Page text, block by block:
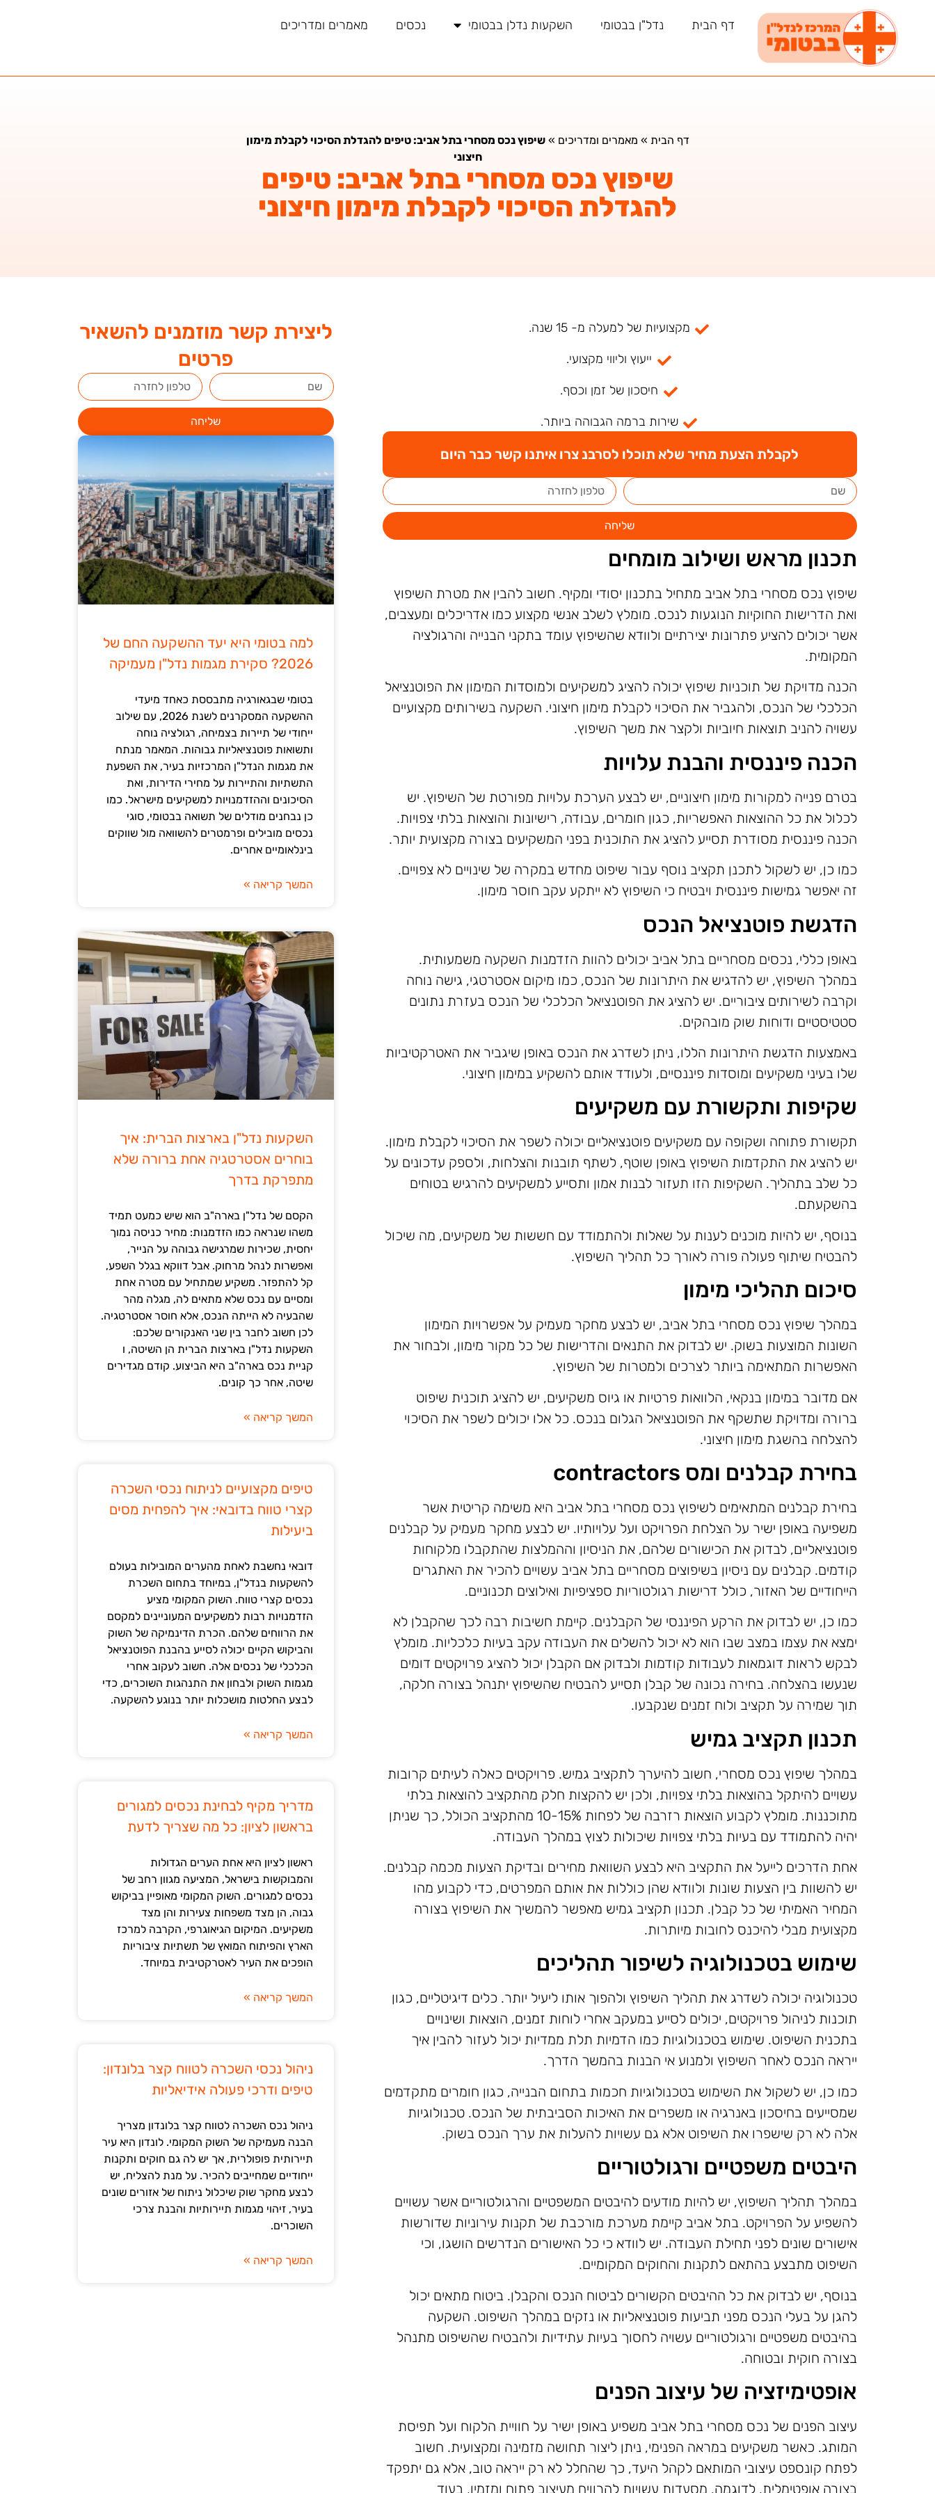
דף הבית נדל"ן בבטומי השקעות נדלן בבטומי נכסים מאמרים ומדריכים
דף הבית » מאמרים ומדריכים »שיפוץ נכס מסחרי בתל אביב: טיפים להגדלת הסיכוי לקבלת מימון
חיצוני
שיפוץ נכס מסחרי בתל אביב: טיפים
להגדלת הסיכוי לקבלת מימון חיצוני
ליצירת קשר מוזמנים להשאיר
פרטים
שליחה
למה בטומי היא יעד ההשקעה החם של
2026? סקירת מגמות נדל"ן מעמיקה
בטומי שבגאורגיה מתבססת כאחד מיעדי
ההשקעה המסקרנים לשנת 2026, עם שילוב
ייחודי של תיירות בצמיחה, רגולציה נוחה
ותשואות פוטנציאליות גבוהות. המאמר מנתח
את מגמות הנדל"ן המרכזיות בעיר, את השפעת
התשתיות והתיירות על מחירי הדירות, ואת
הסיכונים וההזדמנויות למשקיעים מישראל. כמו
כן נבחנים מודלים של תשואה בבטומי, סוגי
נכסים מובילים ופרמטרים להשוואה מול שווקים
בינלאומיים אחרים.
המשך קריאה »
השקעות נדל"ן בארצות הברית: איך
בוחרים אסטרטגיה אחת ברורה שלא
מתפרקת בדרך
הקסם של נדל"ן בארה"ב הוא שיש כמעט תמיד
משהו שנראה כמו הזדמנות: מחיר כניסה נמוך
יחסית, שכירות שמרגישה גבוהה על הנייר,
ואפשרות לנהל מרחוק. אבל דווקא בגלל השפע,
קל להתפזר. משקיע שמתחיל עם מטרה אחת
ומסיים עם נכס שלא מתאים לה, מגלה מהר
שהבעיה לא הייתה הנכס, אלא חוסר אסטרטגיה.
לכן חשוב לחבר בין שני האנקורים שלכם:
השקעות נדל"ן בארצות הברית הן השיטה, ו
קניית נכס בארה"ב היא הביצוע. קודם מגדירים
שיטה, אחר כך קונים.
המשך קריאה »
טיפים מקצועיים לניתוח נכסי השכרה
קצרי טווח בדובאי: איך להפחית מסים
ביעילות
דובאי נחשבת לאחת מהערים המובילות בעולם
להשקעות בנדל"ן, במיוחד בתחום השכרת
נכסים קצרי טווח. השוק המקומי מציע
הזדמנויות רבות למשקיעים המעוניינים למקסם
את הרווחים שלהם. הכרת הדינמיקה של השוק
והביקוש הקיים יכולה לסייע בהבנת הפוטנציאל
הכלכלי של נכסים אלה. חשוב לעקוב אחרי
מגמות השוק ולבחון את התנהגות השוכרים, כדי
לבצע החלטות מושכלות יותר בנוגע להשקעה.
המשך קריאה »
מדריך מקיף לבחינת נכסים למגורים
בראשון לציון: כל מה שצריך לדעת
ראשון לציון היא אחת הערים הגדולות
והמבוקשות בישראל, המציעה מגוון רחב של
נכסים למגורים. השוק המקומי מאופיין בביקוש
גבוה, הן מצד משפחות צעירות והן מצד
משקיעים. המיקום הגיאוגרפי, הקרבה למרכז
הארץ והפיתוח המואץ של תשתיות ציבוריות
הופכים את העיר לאטרקטיבית במיוחד.
המשך קריאה »
ניהול נכסי השכרה לטווח קצר בלונדון:
טיפים ודרכי פעולה אידיאליות
ניהול נכס השכרה לטווח קצר בלונדון מצריך
הבנה מעמיקה של השוק המקומי. לונדון היא עיר
תיירותית פופולרית, אך יש לה גם חוקים ותקנות
ייחודיים שמחייבים להכיר. על מנת להצליח, יש
לבצע מחקר שוק שיכלול ניתוח של אזורים שונים
בעיר, זיהוי מגמות תיירותיות והבנת צרכי
השוכרים.
המשך קריאה »
מקצועיות של למעלה מ- 15 שנה.
ייעוץ וליווי מקצועי.
חיסכון של זמן וכסף.
שירות ברמה הגבוהה ביותר.
לקבלת הצעת מחיר שלא תוכלו לסרבנ צרו איתנו קשר כבר היום
שליחה
תכנון מראש ושילוב מומחים
שיפוץ נכס מסחרי בתל אביב מתחיל בתכנון יסודי ומקיף. חשוב להבין את מטרת השיפוץ
ואת הדרישות החוקיות הנוגעות לנכס. מומלץ לשלב אנשי מקצוע כמו אדריכלים ומעצבים,
אשר יכולים להציע פתרונות יצירתיים ולוודא שהשיפוץ עומד בתקני הבנייה והרגולציה
המקומית.
הכנה מדויקת של תוכניות שיפוץ יכולה להציג למשקיעים ולמוסדות המימון את הפוטנציאל
הכלכלי של הנכס, ולהגביר את הסיכוי לקבלת מימון חיצוני. השקעה בשירותים מקצועיים
עשויה להניב תוצאות חיוביות ולקצר את משך השיפוץ.
הכנה פיננסית והבנת עלויות
בטרם פנייה למקורות מימון חיצוניים, יש לבצע הערכת עלויות מפורטת של השיפוץ. יש
לכלול את כל ההוצאות האפשריות, כגון חומרים, עבודה, רישיונות והוצאות בלתי צפויות.
הכנה פיננסית מסודרת תסייע להציג את התוכנית בפני המשקיעים בצורה מקצועית יותר.
כמו כן, יש לשקול לתכנן תקציב נוסף עבור שיפוט מחדש במקרה של שינויים לא צפויים.
זה יאפשר גמישות פיננסית ויבטיח כי השיפוץ לא ייתקע עקב חוסר מימון.
הדגשת פוטנציאל הנכס
באופן כללי, נכסים מסחריים בתל אביב יכולים להוות הזדמנות השקעה משמעותית.
במהלך השיפוץ, יש להדגיש את היתרונות של הנכס, כמו מיקום אסטרטגי, גישה נוחה
וקרבה לשירותים ציבוריים. יש להציג את הפוטנציאל הכלכלי של הנכס בעזרת נתונים
סטטיסטיים ודוחות שוק מובהקים.
באמצעות הדגשת היתרונות הללו, ניתן לשדרג את הנכס באופן שיגביר את האטרקטיביות
שלו בעיני משקיעים ומוסדות פיננסיים, ולעודד אותם להשקיע במימון חיצוני.
שקיפות ותקשורת עם משקיעים
תקשורת פתוחה ושקופה עם משקיעים פוטנציאליים יכולה לשפר את הסיכוי לקבלת מימון.
יש להציג את התקדמות השיפוץ באופן שוטף, לשתף תובנות והצלחות, ולספק עדכונים על
כל שלב בתהליך. השקיפות הזו תעזור לבנות אמון ותסייע למשקיעים להרגיש בטוחים
בהשקעתם.
בנוסף, יש להיות מוכנים לענות על שאלות ולהתמודד עם חששות של משקיעים, מה שיכול
להבטיח שיתוף פעולה פורה לאורך כל תהליך השיפוץ.
סיכום תהליכי מימון
במהלך שיפוץ נכס מסחרי בתל אביב, יש לבצע מחקר מעמיק על אפשרויות המימון
השונות המוצעות בשוק. יש לבדוק את התנאים והדרישות של כל מקור מימון, ולבחור את
האפשרות המתאימה ביותר לצרכים ולמטרות של השיפוץ.
אם מדובר במימון בנקאי, הלוואות פרטיות או גיוס משקיעים, יש להציג תוכנית שיפוט
ברורה ומדויקת שתשקף את הפוטנציאל הגלום בנכס. כל אלו יכולים לשפר את הסיכוי
להצלחה בהשגת מימון חיצוני.
בחירת קבלנים ומס contractors
בחירת קבלנים המתאימים לשיפוץ נכס מסחרי בתל אביב היא משימה קריטית אשר
משפיעה באופן ישיר על הצלחת הפרויקט ועל עלויותיו. יש לבצע מחקר מעמיק על קבלנים
פוטנציאליים, לבדוק את הכישורים שלהם, את הניסיון וההמלצות שהתקבלו מלקוחות
קודמים. קבלנים עם ניסיון בשיפוצים מסחריים בתל אביב עשויים להכיר את האתגרים
הייחודיים של האזור, כולל דרישות רגולטוריות ספציפיות ואילוצים תכנוניים.
כמו כן, יש לבדוק את הרקע הפיננסי של הקבלנים. קיימת חשיבות רבה לכך שהקבלן לא
ימצא את עצמו במצב שבו הוא לא יכול להשלים את העבודה עקב בעיות כלכליות. מומלץ
לבקש לראות דוגמאות לעבודות קודמות ולבדוק אם הקבלן יכול להציג פרויקטים דומים
שנעשו בהצלחה. בחירה נכונה של קבלן תסייע להבטיח שהשיפוץ יתנהל בצורה חלקה,
תוך שמירה על תקציב ולוח זמנים שנקבעו.
תכנון תקציב גמיש
במהלך שיפוץ נכס מסחרי, חשוב להיערך לתקציב גמיש. פרויקטים כאלה לעיתים קרובות
עשויים להיתקל בהוצאות בלתי צפויות, ולכן יש להקצות חלק מהתקציב להוצאות בלתי
מתוכננות. מומלץ לקבוע הוצאות רזרבה של לפחות 10-15% מהתקציב הכולל, כך שניתן
יהיה להתמודד עם בעיות בלתי צפויות שיכולות לצוץ במהלך העבודה.
אחת הדרכים לייעל את התקציב היא לבצע השוואת מחירים ובדיקת הצעות מכמה קבלנים.
יש להשוות בין הצעות שונות ולוודא שהן כוללות את אותם המפרטים, כדי לקבוע מהו
המחיר האמיתי של כל קבלן. תכנון תקציב גמיש מאפשר להמשיך את השיפוץ בצורה
מקצועית מבלי להיכנס לחובות מיותרות.
שימוש בטכנולוגיה לשיפור תהליכים
טכנולוגיה יכולה לשדרג את תהליך השיפוץ ולהפוך אותו ליעיל יותר. כלים דיגיטליים, כגון
תוכנות לניהול פרויקטים, יכולים לסייע במעקב אחרי לוחות זמנים, הוצאות ושינויים
בתכנית השיפוט. שימוש בטכנולוגיות כמו הדמיות תלת ממדיות יכול לעזור להבין איך
ייראה הנכס לאחר השיפוץ ולמנוע אי הבנות בהמשך הדרך.
כמו כן, יש לשקול את השימוש בטכנולוגיות חכמות בתחום הבנייה, כגון חומרים מתקדמים
שמסייעים בחיסכון באנרגיה או משפרים את האיכות הסביבתית של הנכס. טכנולוגיות
אלה לא רק שישפרו את השיפוט אלא גם עשויות להעלות את ערך הנכס בשוק.
היבטים משפטיים ורגולטוריים
במהלך תהליך השיפוץ, יש להיות מודעים להיבטים המשפטיים והרגולטוריים אשר עשויים
להשפיע על הפרויקט. בתל אביב קיימת מערכת מורכבת של תקנות עירוניות שדורשות
אישורים שונים לפני תחילת העבודה. יש לוודא כי כל האישורים הנדרשים הושגו, וכי
השיפוט מתבצע בהתאם לתקנות והחוקים המקומיים.
בנוסף, יש לבדוק את כל ההיבטים הקשורים לביטוח הנכס והקבלן. ביטוח מתאים יכול
להגן על בעלי הנכס מפני תביעות פוטנציאליות או נזקים במהלך השיפוט. השקעה
בהיבטים משפטיים ורגולטוריים עשויה לחסוך בעיות עתידיות ולהבטיח שהשיפוט מתנהל
בצורה חוקית ובטוחה.
אופטימיזציה של עיצוב הפנים
עיצוב הפנים של נכס מסחרי בתל אביב משפיע באופן ישיר על חוויית הלקוח ועל תפיסת
המותג. כאשר משקיעים במראה הפנימי, ניתן ליצור תחושה מזמינה ומקצועית. חשוב
לפתח קונספט עיצובי המותאם לקהל היעד, כך שהחלל לא רק ייראה טוב, אלא גם יתפקד
בצורה אופטימלית. לדוגמה, מסעדות עשויות להרוויח מעיצוב פתוח ומזמין, בעוד